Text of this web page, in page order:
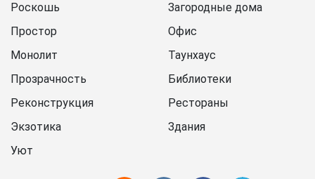
Роскошь
Простор
Монолит
Прозрачность
Реконструкция
Экзотика
Уют
Загородные дома
Офис
Таунхаус
Библиотеки
Рестораны
Здания